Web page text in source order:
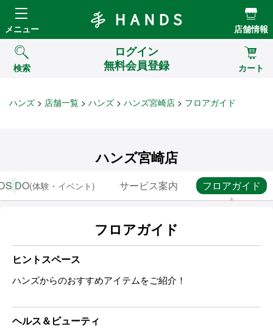
Hands ハンズ
メニュー 店舗情報
検索
ログイン
無料会員登録
カート
ハンズ 店舗一覧 ハンズ ハンズ宮崎店 フロアガイド
ハンズ宮崎店
DO(体験・イベント) サービス案内 フロアガイド
フロアガイド
ヒントスペース
ハンズからのおすすめアイテムをご紹介！
ヘルス＆ビューティ